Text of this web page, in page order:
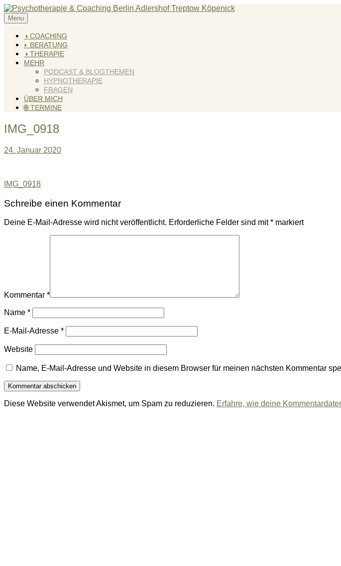
Skip
to
content
KREATIV & GELÖST
Andreas Scholz (HPP) Kreativ Coach & Heilpraktiker für Psychotherapie
Menu
◑ COACHING
◐ BERATUNG
◑ THERAPIE
MEHR
PODCAST & BLOGTHEMEN
HYPNOTHERAPIE
FRAGEN
ÜBER MICH
🌐 TERMINE
IMG_0918
24. Januar 2020
Beitragsnavigation
IMG_0918
Schreibe einen Kommentar
Deine E-Mail-Adresse wird nicht veröffentlicht. Erforderliche Felder sind mit* markiert
Kommentar *
Name *
E-Mail-Adresse *
Website
Name, E-Mail-Adresse und Website in diesem Browser für meinen nächsten Kommentar
Diese Website verwendet Akismet, um Spam zu reduzieren. Erfahre, wie deine